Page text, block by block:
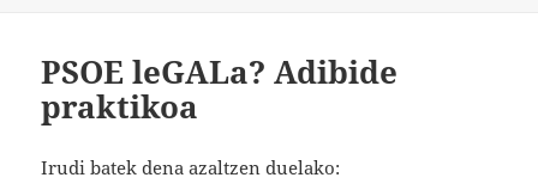
PSOE leGALa? Adibide
praktikoa
Irudi batek dena azaltzen duelako: